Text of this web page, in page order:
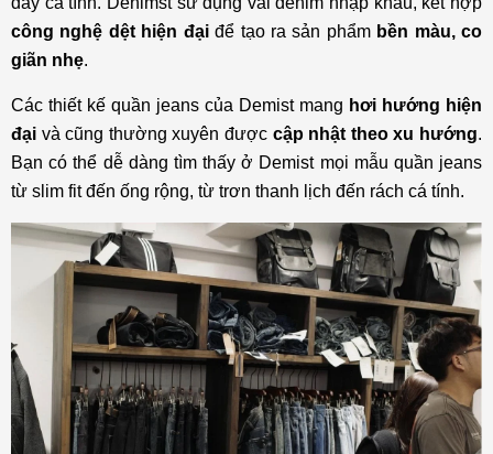
công nghệ dệt hiện đạiđể tạo ra sản phẩm bền màu, co
giãn nhẹ.
Các thiết kế quần jeans của Demist mang hơi hướng hiện
đại và cũng thường xuyên được cập nhật theo xu hướng.
Bạn có thể dễ dàng tìm thấy ở Demist mọi mẫu quần jeans
từ slim fit đến ống rộng, từ trơn thanh lịch đến rách cá tính.